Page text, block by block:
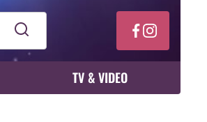
TV & VIDEO